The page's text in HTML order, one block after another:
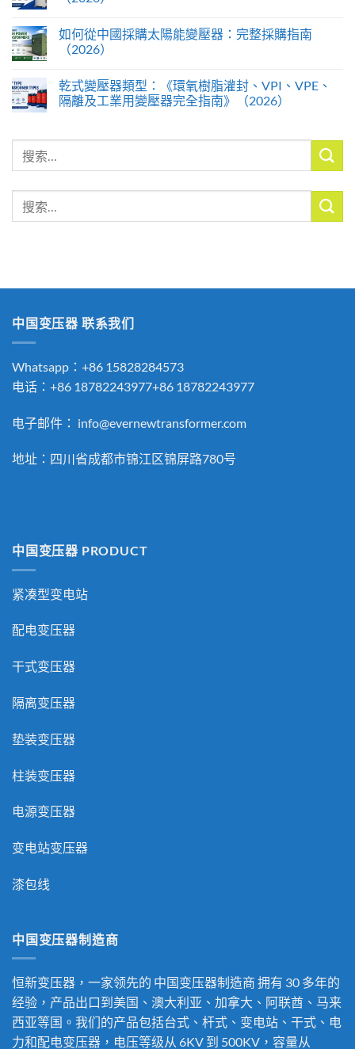
如何從中國採購太陽能變壓器：完整採購指南
（2026）
乾式變壓器類型：《環氧樹脂灌封、VPI、VPE、
隔離及工業用變壓器完全指南》（2026）
中国变压器 联系我们
Whatsapp：+86 15828284573
电话：+86 18782243977+86 18782243977
电子邮件： info@evernewtransformer.com
地址：四川省成都市锦江区锦屏路780号
中国变压器 PRODUCT
紧凑型变电站
配电变压器
干式变压器
隔离变压器
垫装变压器
柱装变压器
电源变压器
变电站变压器
漆包线
中国变压器制造商
恒新变压器，一家领先的 中国变压器制造商 拥有 30 多年的
经验，产品出口到美国、澳大利亚、加拿大、阿联酋、马来
西亚等国。我们的产品包括台式、杆式、变电站、干式、电
力和配电变压器，电压等级从 6KV 到 500KV，容量从